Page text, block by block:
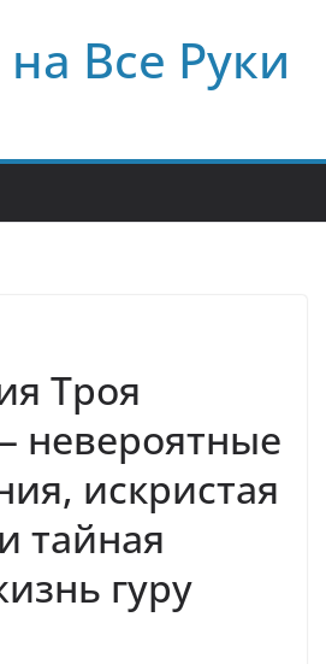
Все Руки
Троя
невероятные
искристая
тайная
гуру